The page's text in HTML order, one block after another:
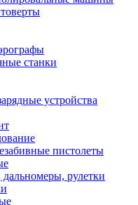
станки
устройства
пистолеты
рулетки